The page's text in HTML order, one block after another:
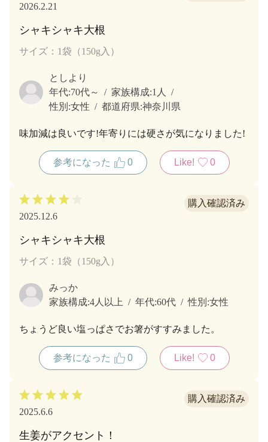
2026.2.21
シャキシャキ大根
サイズ：1袋（150g入）
としより
年代:70代～ 家族構成:1人
性別:女性 都道府県:神奈川県
味加減は良いです!年寄りには硬さが気になりました!
参考になった 0 Like! 0
2025.12.6
シャキシャキ大根
サイズ：1袋（150g入）
みっか
家族構成:4人以上 年代:60代 性別:女性
ちょうど良い塩っぱさでお箸がすすみました。
参考になった 0 Like! 0
2025.6.6
生姜がアクセント！